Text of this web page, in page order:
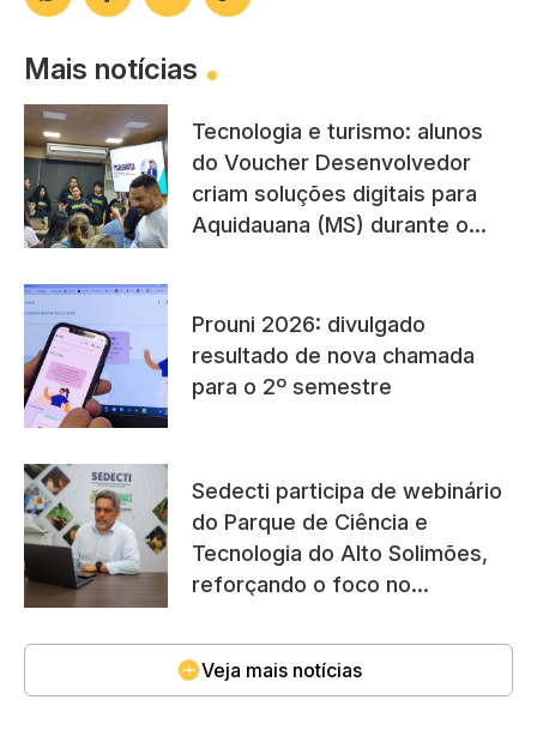
Mais notícias
Tecnologia e turismo: alunos
do Voucher Desenvolvedor
criam soluções digitais para
Aquidauana (MS) durante o
Prouni 2026: divulgado
resultado de nova chamada
para o 2º semestre
Sedecti participa de webinário
do Parque de Ciência e
Tecnologia do Alto Solimões,
reforçando o foco no
Amazônia
Veja mais notícias